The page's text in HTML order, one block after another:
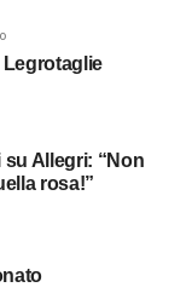
Legrotaglie
su Allegri: “Non
rosa!”